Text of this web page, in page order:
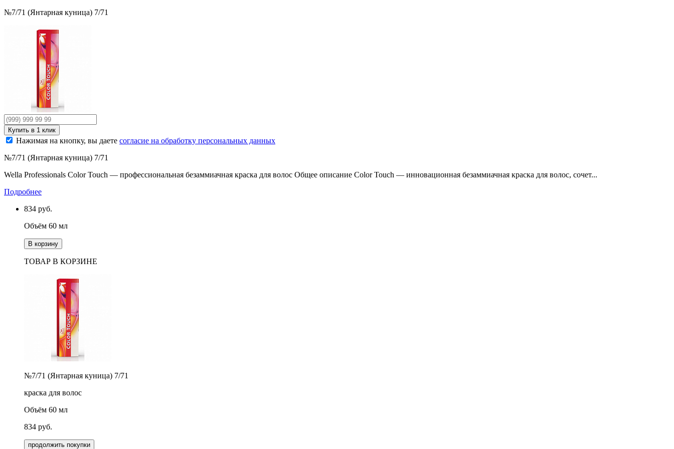
№7/71 (Янтарная куница) 7/71
Нажимая на кнопку, вы даете согласие на обработку персональных данных
№7/71 (Янтарная куница) 7/71
Wella Professionals Color Touch — профессиональная безаммиачная краска для волос Общее описание Color Touch — инновационная безаммиачная краска для волос, сочет...
Подробнее
834 руб.
Объём 60 мл
В корзину
ТОВАР В КОРЗИНЕ
№7/71 (Янтарная куница) 7/71
краска для волос
Объём 60 мл
834 руб.
продолжить покупки